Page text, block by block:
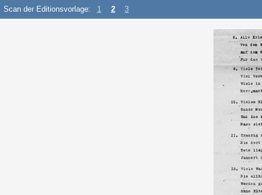
Scan der Editionsvorlage: 1 2 3